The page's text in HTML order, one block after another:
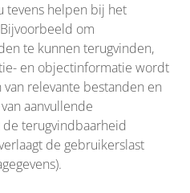
tevens helpen bij het
om
te kunnen terugvinden,
en objectinformatie wordt
relevante bestanden en
aanvullende
de terugvindbaarheid
de gebruikerslast